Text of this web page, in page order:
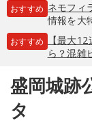
おすすめ ネモフィ
情報を大
おすすめ
【最大
ら？混雑
盛岡城跡
タ